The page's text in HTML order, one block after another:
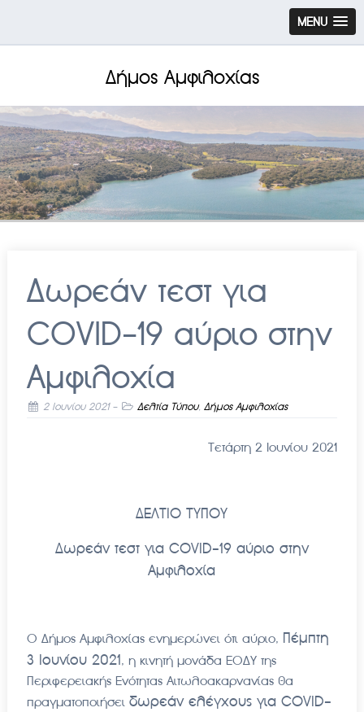
MENU
Δήμος Αμφιλοχίας
Δωρεάν τεστ για
COVID-19 αύριο στην
Αμφιλοχία
2 Ιουνίου 2021- Δελτία Τύπου, Δήμος Αμφιλοχίας
Τετάρτη 2 Ιουνίου 2021
ΔΕΛΤΙΟ ΤΥΠΟΥ
Δωρεάν τεστ για COVID-19 αύριο στην
Αμφιλοχία
Ο Δήμος Αμφιλοχίας ενημερώνει ότι αύριο, Πέμπτη
3 Ιουνίου 2021, η κινητή μονάδα ΕΟΔΥ της
Περιφερειακής Ενότητας Αιτωλοακαρνανίας θα
πραγματοποιήσει δωρεάν ελέγχους για COVID-